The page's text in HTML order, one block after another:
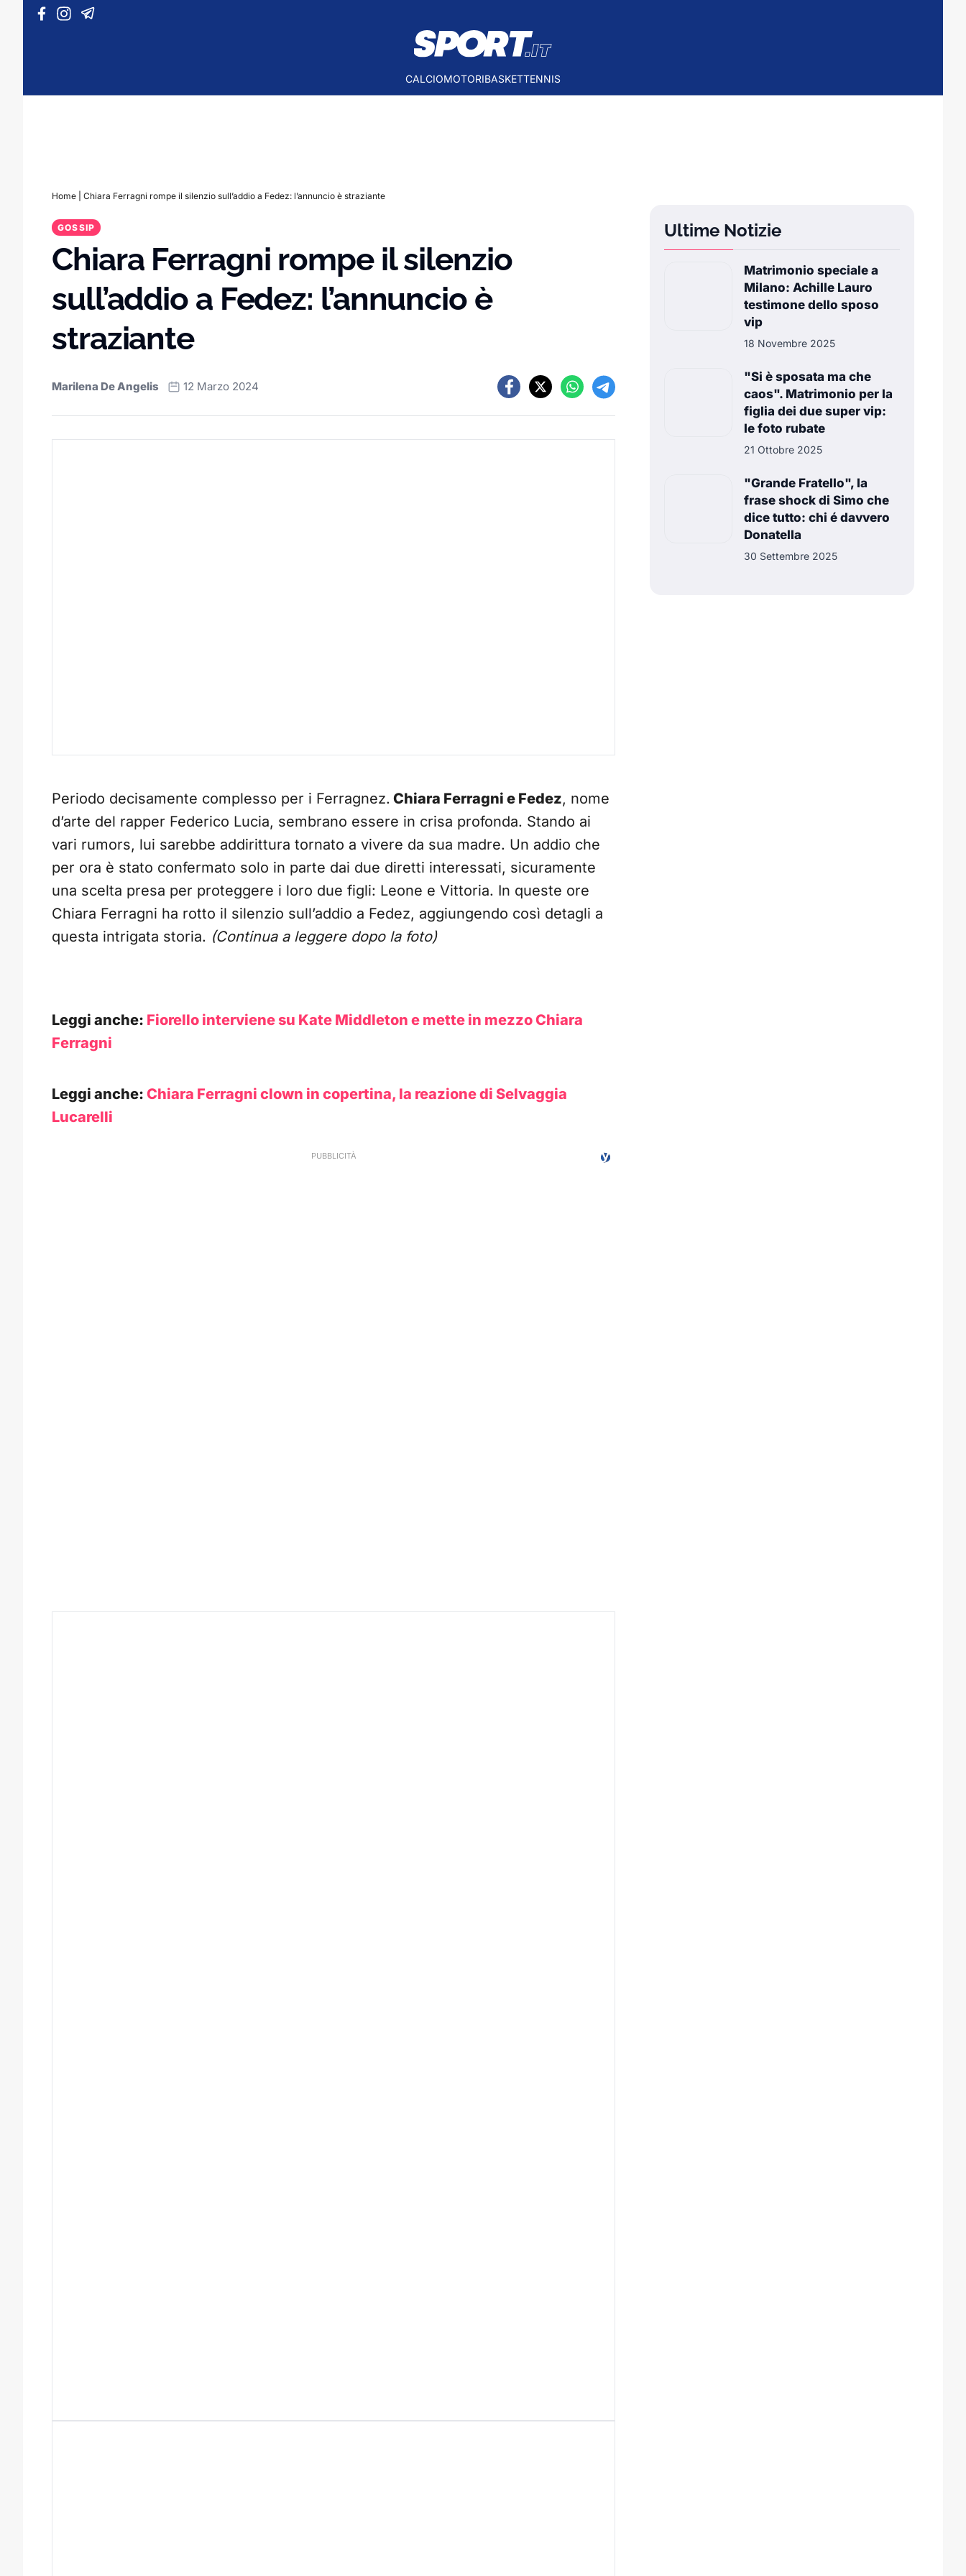
Vai al contenuto
CALCIOMOTORIBASKETTENNIS
Home Chiara Ferragni rompe il silenzio sull’addio a Fedez: l’annuncio è straziante
GOSSIP
Chiara Ferragni rompe il silenzio
sull’addio a Fedez: l’annuncio è
straziante
Marilena De Angelis 12 Marzo 2024
Periodo decisamente complesso per i Ferragnez. Chiara Ferragni e Fedez, nome
d’arte del rapper Federico Lucia, sembrano essere in crisa profonda. Stando ai
vari rumors, lui sarebbe addirittura tornato a vivere da sua madre. Un addio che
per ora è stato confermato solo in parte dai due diretti interessati, sicuramente
una scelta presa per proteggere i loro due figli: Leone e Vittoria. In queste ore
Chiara Ferragni ha rotto il silenzio sull’addio a Fedez, aggiungendo così detagli a
questa intrigata storia. (Continua a leggere dopo la foto)
Leggi anche: Fiorello interviene su Kate Middleton e mette in mezzo Chiara
Ferragni
Leggi anche: Chiara Ferragni clown in copertina, la reazione di Selvaggia
Lucarelli
Ultime Notizie
Matrimonio speciale a
Milano: Achille Lauro
testimone dello sposo
vip
18 Novembre 2025
"Si è sposata ma che
caos". Matrimonio per la
figlia dei due super vip:
le foto rubate
21 Ottobre 2025
"Grande Fratello", la
frase shock di Simo che
dice tutto: chi é davvero
Donatella
30 Settembre 2025